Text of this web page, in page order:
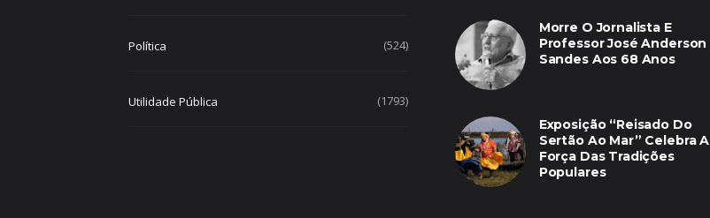
Política (524)
Utilidade Pública (1793)
Morre O Jornalista E
Professor José Anderson
Sandes Aos 68 Anos
Exposição “Reisado Do
Sertão Ao Mar” Celebra A
Força Das Tradições
Populares